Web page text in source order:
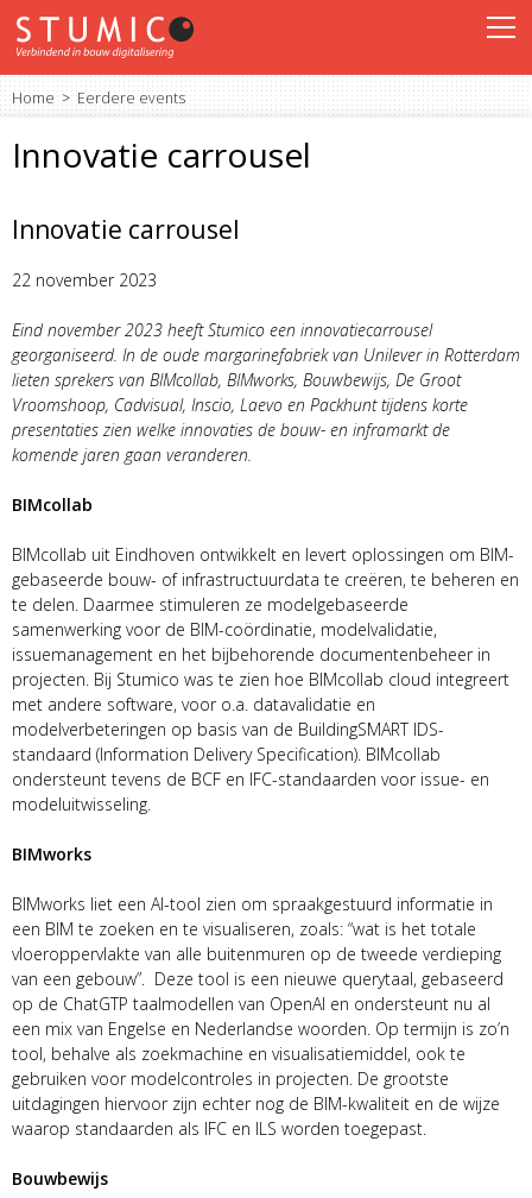
Home Eerdere events
Innovatie carrousel
Innovatie carrousel
22 november 2023
Eind november 2023 heeft Stumico een innovatiecarrousel
georganiseerd. In de oude margarinefabriek van Unilever in Rotterdam
lieten sprekers van BIMcollab, BIMworks, Bouwbewijs, De Groot
Vroomshoop, Cadvisual, Inscio, Laevo en Packhunt tijdens korte
presentaties zien welke innovaties de bouw- en inframarkt de
komende jaren gaan veranderen.
BIMcollab
BIMcollab uit Eindhoven ontwikkelt en levert oplossingen om BIM-
gebaseerde bouw- of infrastructuurdata te creëren, te beheren en
te delen. Daarmee stimuleren ze modelgebaseerde
samenwerking voor de BIM-coördinatie, modelvalidatie,
issuemanagement en het bijbehorende documentenbeheer in
projecten. Bij Stumico was te zien hoe BIMcollab cloud integreert
met andere software, voor o.a. datavalidatie en
modelverbeteringen op basis van de BuildingSMART IDS-
standaard (Information Delivery Specification). BIMcollab
ondersteunt tevens de BCF en IFC-standaarden voor issue- en
modeluitwisseling.
BIMworks
BIMworks liet een AI-tool zien om spraakgestuurd informatie in
een BIM te zoeken en te visualiseren, zoals: “wat is het totale
vloeroppervlakte van alle buitenmuren op de tweede verdieping
van een gebouw”. Deze tool is een nieuwe querytaal, gebaseerd
op de ChatGTP taalmodellen van OpenAI en ondersteunt nu al
een mix van Engelse en Nederlandse woorden. Op termijn is zo’n
tool, behalve als zoekmachine en visualisatiemiddel, ook te
gebruiken voor modelcontroles in projecten. De grootste
uitdagingen hiervoor zijn echter nog de BIM-kwaliteit en de wijze
waarop standaarden als IFC en ILS worden toegepast.
Bouwbewijs